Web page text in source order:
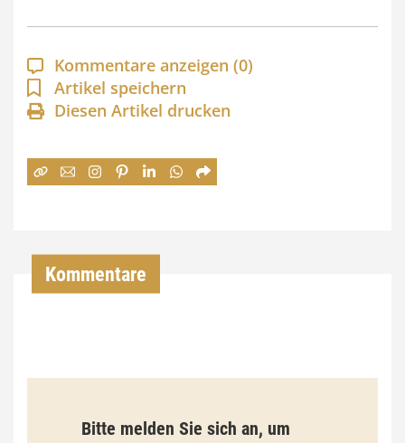
p
a
n
n
:
€
i
Kommentare anzeigen (0)
Artikel speichern
Diesen Artikel drucken
Kommentare
Bitte melden Sie sich an, um